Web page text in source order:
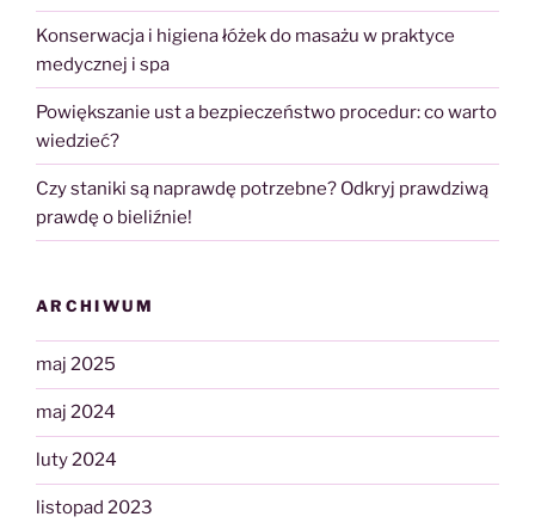
Konserwacja i higiena łóżek do masażu w praktyce
medycznej i spa
Powiększanie ust a bezpieczeństwo procedur: co warto
wiedzieć?
Czy staniki są naprawdę potrzebne? Odkryj prawdziwą
prawdę o bieliźnie!
ARCHIWUM
maj 2025
maj 2024
luty 2024
listopad 2023